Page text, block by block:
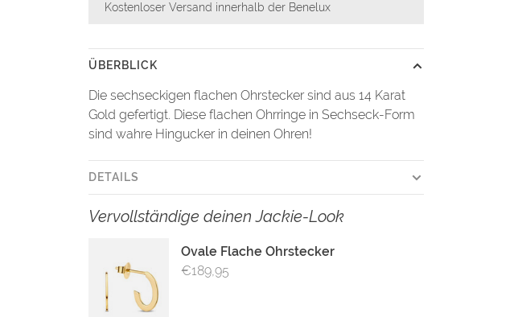
Kostenloser Versand innerhalb der Benelux
ÜBERBLICK
Die sechseckigen flachen Ohrstecker sind aus 14 Karat
Gold gefertigt. Diese flachen Ohrringe in Sechseck-Form
sind wahre Hingucker in deinen Ohren!
DETAILS
Vervollständige deinen Jackie-Look
Ovale Flache Ohrstecker
€189,95